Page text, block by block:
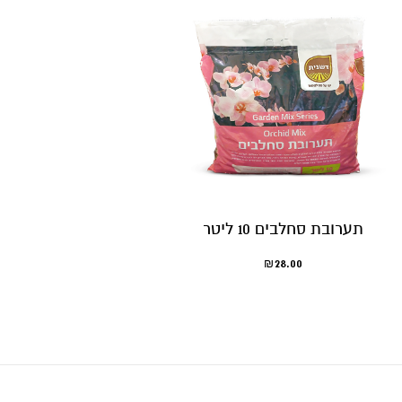
תערובת סחלבים 10 ליטר
₪28.00